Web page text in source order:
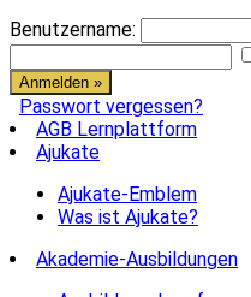
Benutzername:
Passwort vergessen?
AGB Lernplattform
Ajukate
Ajukate-Emblem
Was ist Ajukate?
Akademie-Ausbildungen